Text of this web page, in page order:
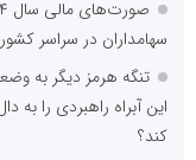
سهامداران در سراسر کشور
تنگه هرمز دیگر به
این آبراه راهبردی را
کند؟